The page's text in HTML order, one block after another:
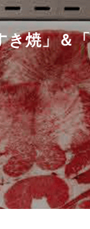
焼」＆